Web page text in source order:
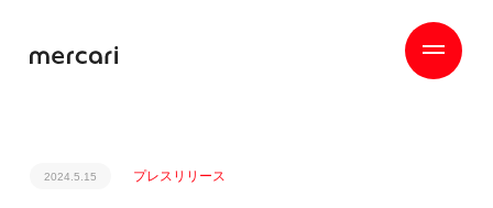
2024.5.15 プレスリリース